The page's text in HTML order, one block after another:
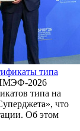
типа
2026
типа на
что
Об этом